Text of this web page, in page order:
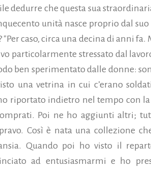
dedurre che questa sua
unità nasce proprio dal
"Per caso, circa una decina di anni
particolarmente stressato dal
ben sperimentato dalle donne:
una vetrina in cui c’erano
riportato indietro nel tempo con
Poi ne ho aggiunti altri;
Così è nata una colle­zione
Quando poi ho visto il
ad entusiasmarmi e ho